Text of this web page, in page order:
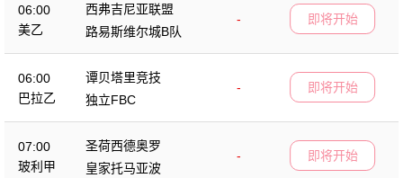
06:00
美乙
西弗吉尼亚联盟
-
路易斯维尔城B队
即将开始
06:00
巴拉乙
谭贝塔里竞技
-
独立FBC
即将开始
07:00
玻利甲
圣荷西德奥罗
-
皇家托马亚波
即将开始